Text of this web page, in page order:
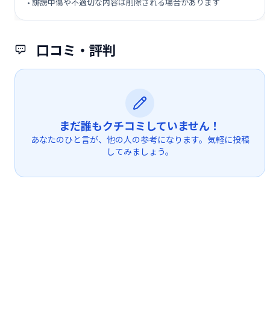
口コミ・評判
まだ誰もクチコミしていません！
あなたのひと言が、他の人の参考になります。気軽に投稿
してみましょう。
• 誹謗中傷や不適切な内容は削除される場合があります